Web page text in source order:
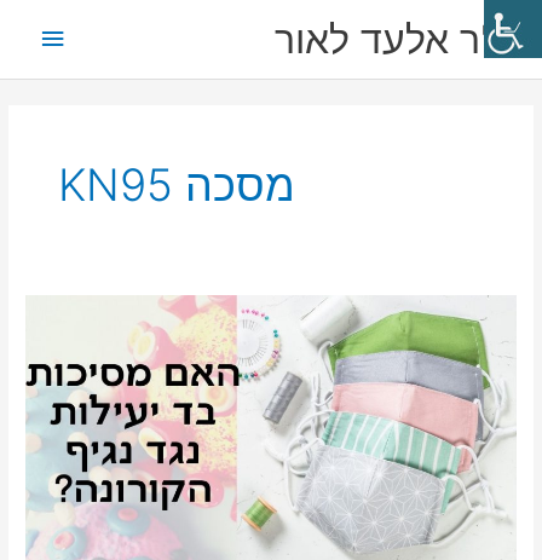
לתוכןד"ר אלעד לאור
ראשי
מסכה KN95
אלעד
לאור
עונה
האם
מסיכות
יעילות